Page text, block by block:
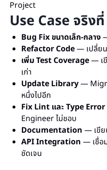
Project
Use Case จริง
Bug Fix ขนาดเล็ก-กลาง
Refactor Code— เปลี่ย
เพิ่ม Test Coverage— เ
เก่า
Update Library—
หนึ่งไปอีก
Fix Lint และ Type Error
Engineer ไม่ชอบ
Documentation — เขีย
API Integration — เชื่อ
ชัดเจน